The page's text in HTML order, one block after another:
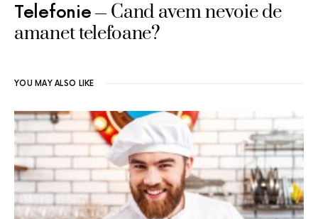
Telefonie
Cand avem nevoie de
amanet telefoane?
YOU MAY ALSO LIKE